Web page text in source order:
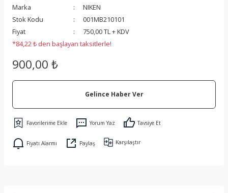
Marka
NIKEN
Stok Kodu
001MB210101
Fiyat
750,00 TL + KDV
*84,22 ₺ den başlayan taksitlerle!
900,00 ₺
Gelince Haber Ver
Yorum Yaz Tavsiye Et
Fiyatı Alarmı Paylaş Karşılaştır